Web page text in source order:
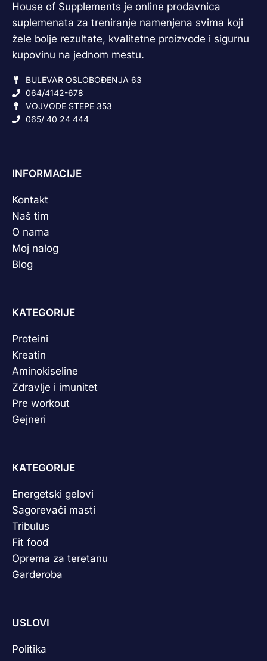
House of Supplements je online prodavnica
suplemenata za treniranje namenjena svima koji
žele bolje rezultate, kvalitetne proizvode i sigurnu
kupovinu na jednom mestu.
BULEVAR OSLOBOĐENJA 63
064/4142-678
VOJVODE STEPE 353
065/ 40 24 444
INFORMACIJE
Kontakt
Naš tim
O nama
Moj nalog
Blog
KATEGORIJE
Proteini
Kreatin
Aminokiseline
Zdravlje i imunitet
Pre workout
Gejneri
KATEGORIJE
Energetski gelovi
Sagorevači masti
Tribulus
Fit food
Oprema za teretanu
Garderoba
USLOVI
Politika